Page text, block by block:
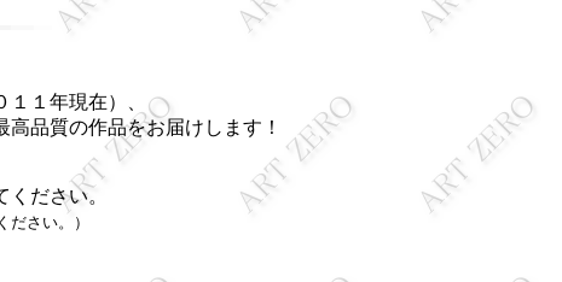
１年現在）、
品質の作品をお届けします！
ださい。
さい。）